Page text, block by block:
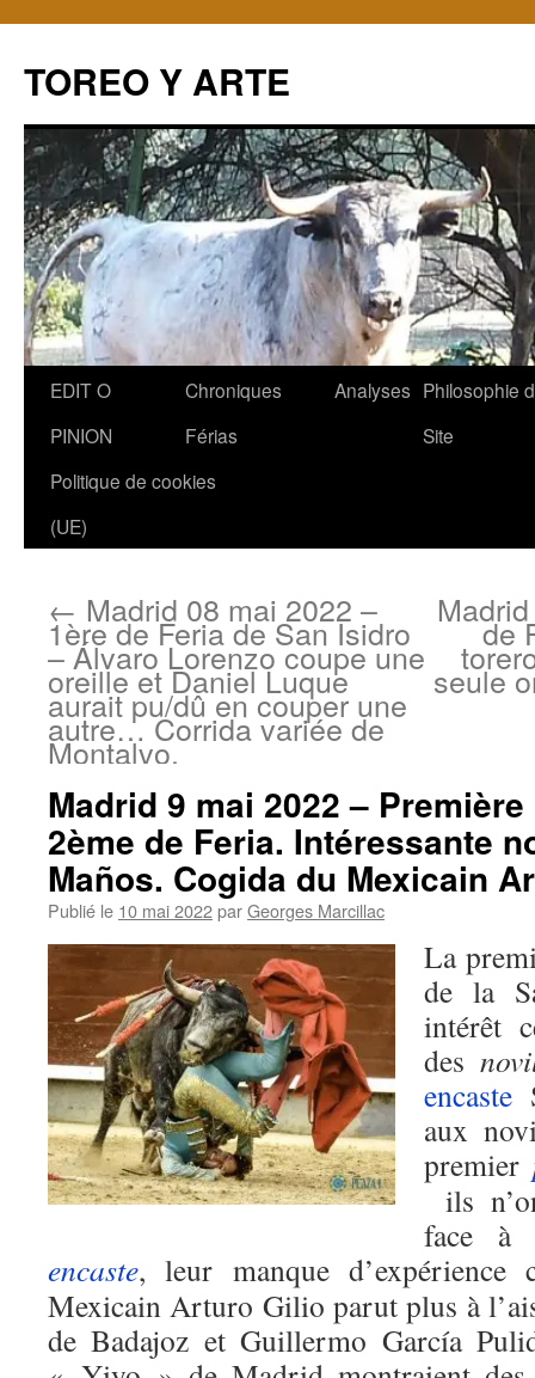
TOREO Y ARTE
Aller
contenu
EDIT O
PINION
Chroniques
Férias
Analyses Philosophie
Site
Politique de cookies
(UE)
← Madrid 08 mai 2022 –
1ère de Feria de San Isidro
– Álvaro Lorenzo coupe une
oreille et Daniel Luque
aurait pu/dû en couper une
autre… Corrida variée de
Montalvo.
de
seule
Madrid 9 mai 2022 –
2ème de Feria. Intéressante
Maños. Cogida du Mexicain
Publié le 10 mai 2022parGeorges Marcillac
La
de la
intérêt
des
encaste
aux
premier
ils
face
encaste, leur manque
Mexicain Arturo Gilio parut plus à
de Badajoz et Guillermo García